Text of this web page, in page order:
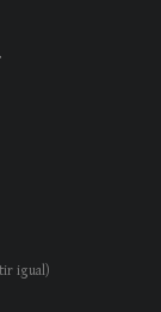
igual)